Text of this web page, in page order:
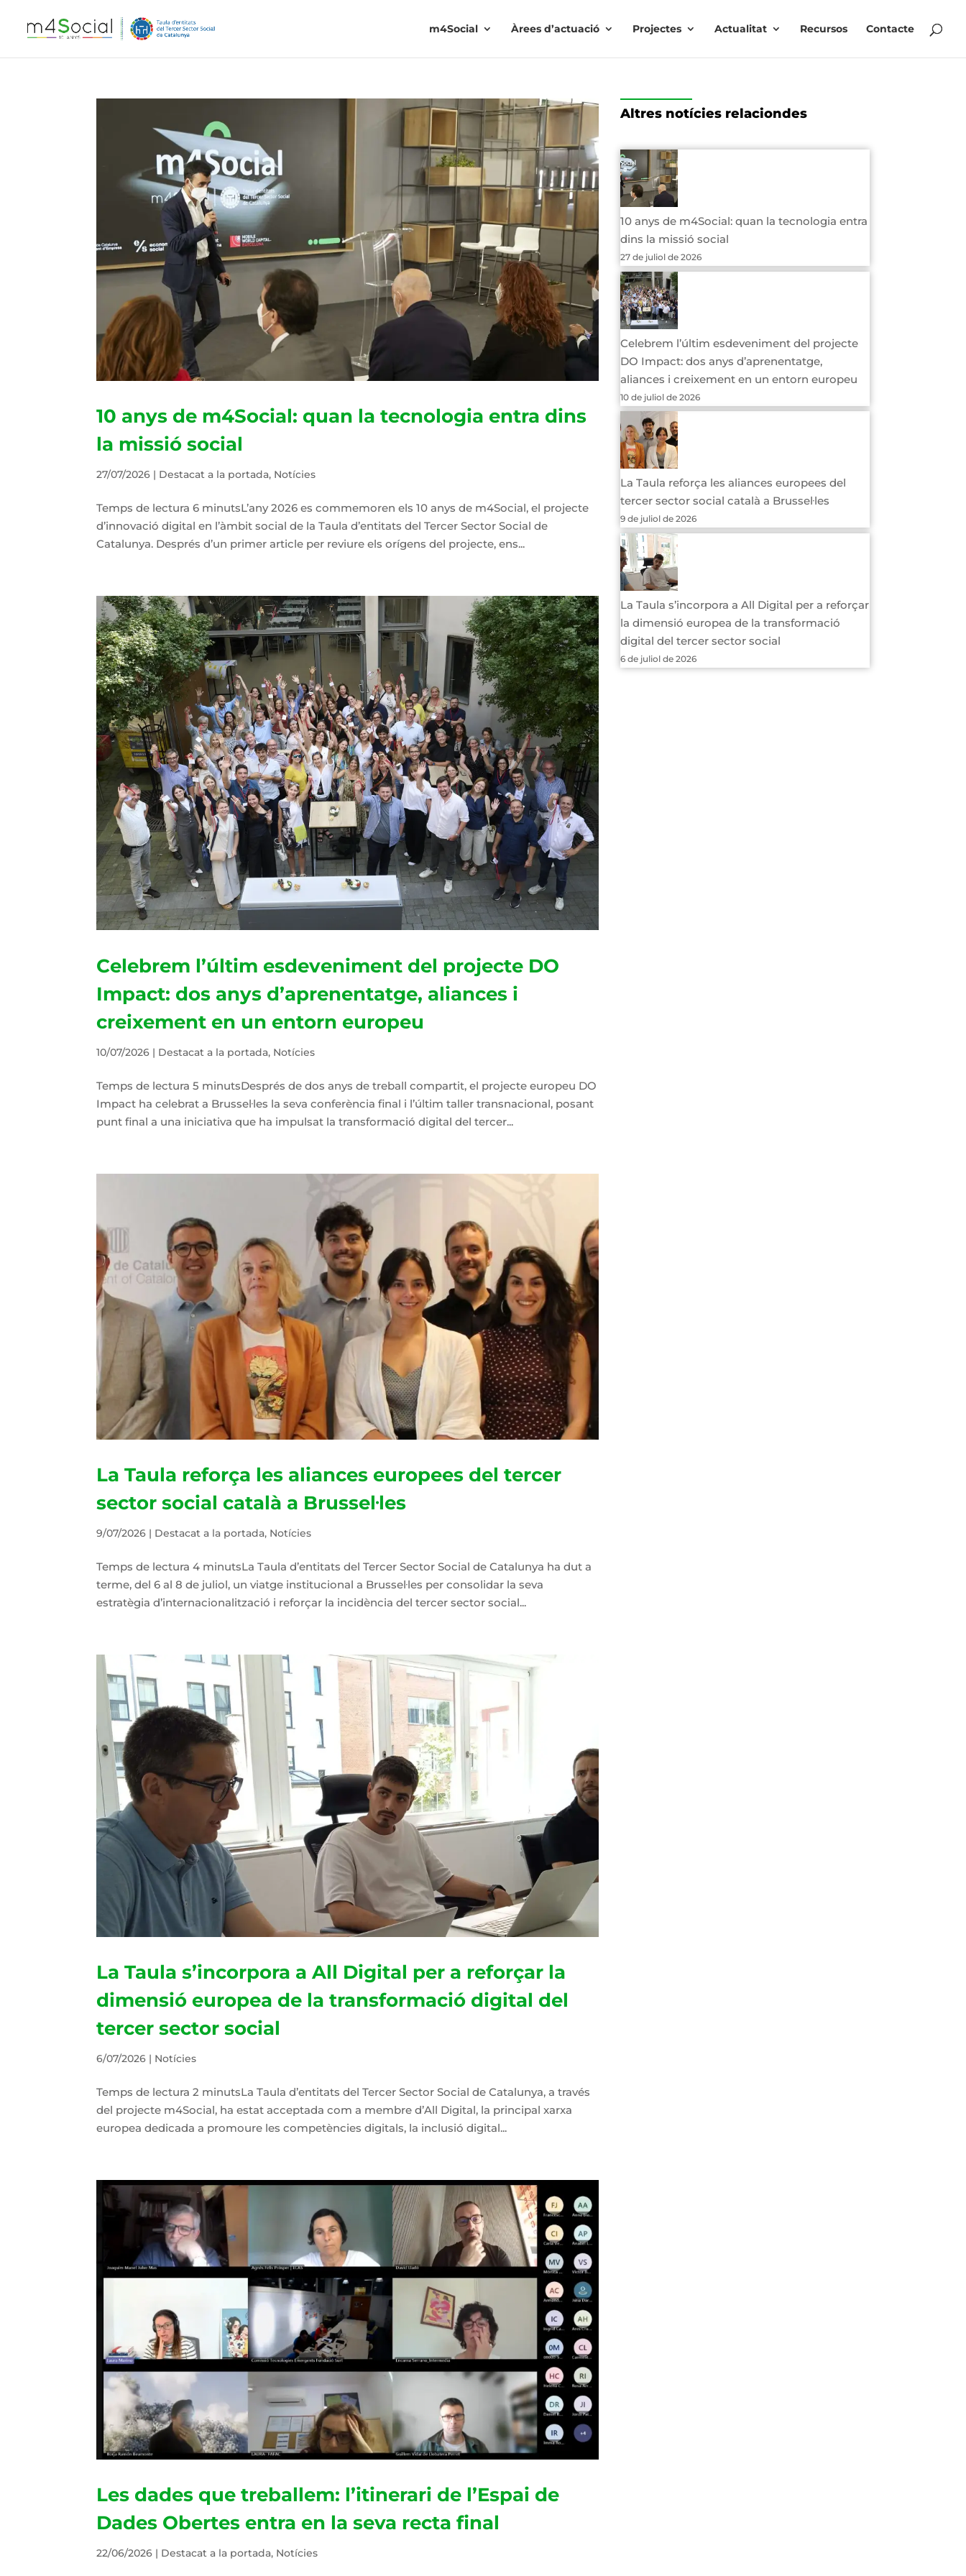
m4Social Àrees d’actuació Projectes Actualitat Recursos Contacte
10 anys de m4Social: quan la tecnologia entra dins
la missió social
27/07/2026 | Destacat a la portada, Notícies
Temps de lectura 6 minutsL’any 2026 es commemoren els 10 anys de m4Social, el projecte
d’innovació digital en l’àmbit social de la Taula d’entitats del Tercer Sector Social de
Catalunya. Després d’un primer article per reviure els orígens del projecte, ens...
Celebrem l’últim esdeveniment del projecte DO
Impact: dos anys d’aprenentatge, aliances i
creixement en un entorn europeu
10/07/2026 | Destacat a la portada, Notícies
Temps de lectura 5 minutsDesprés de dos anys de treball compartit, el projecte europeu DO
Impact ha celebrat a Brussel·les la seva conferència final i l’últim taller transnacional, posant
punt final a una iniciativa que ha impulsat la transformació digital del tercer...
La Taula reforça les aliances europees del tercer
sector social català a Brussel·les
9/07/2026 | Destacat a la portada, Notícies
Temps de lectura 4 minutsLa Taula d’entitats del Tercer Sector Social de Catalunya ha dut a
terme, del 6 al 8 de juliol, un viatge institucional a Brussel·les per consolidar la seva
estratègia d’internacionalització i reforçar la incidència del tercer sector social...
La Taula s’incorpora a All Digital per a reforçar la
dimensió europea de la transformació digital del
tercer sector social
6/07/2026 | Notícies
Temps de lectura 2 minutsLa Taula d’entitats del Tercer Sector Social de Catalunya, a través
del projecte m4Social, ha estat acceptada com a membre d’All Digital, la principal xarxa
europea dedicada a promoure les competències digitals, la inclusió digital...
Les dades que treballem: l’itinerari de l’Espai de
Dades Obertes entra en la seva recta final
22/06/2026 | Destacat a la portada, Notícies
Altres notícies relaciondes
10 anys de m4Social: quan la tecnologia entra
dins la missió social
27 de juliol de 2026
Celebrem l’últim esdeveniment del projecte
DO Impact: dos anys d’aprenentatge,
aliances i creixement en un entorn europeu
10 de juliol de 2026
La Taula reforça les aliances europees del
tercer sector social català a Brussel·les
9 de juliol de 2026
La Taula s’incorpora a All Digital per a reforçar
la dimensió europea de la transformació
digital del tercer sector social
6 de juliol de 2026